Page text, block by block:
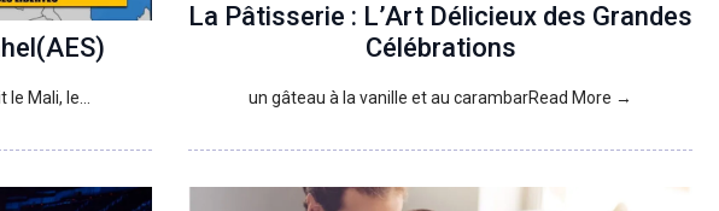
le Mali, le…
La Pâtisserie : L’Art Délicieux des Grandes
Célébrations
un gâteau à la vanille et au carambarRead More →